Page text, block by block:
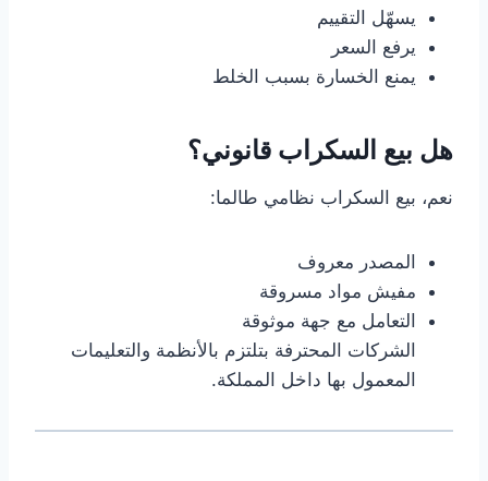
يسهّل التقييم
يرفع السعر
يمنع الخسارة بسبب الخلط
هل بيع السكراب قانوني؟
نعم، بيع السكراب نظامي طالما:
المصدر معروف
مفيش مواد مسروقة
التعامل مع جهة موثوقة
الشركات المحترفة بتلتزم بالأنظمة والتعليمات
المعمول بها داخل المملكة.